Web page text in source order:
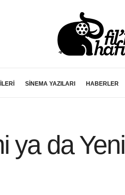
SİNEMA YAZILARI HABERLER
ya da